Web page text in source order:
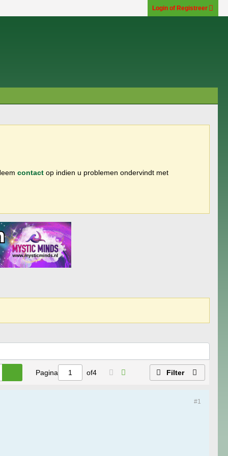
Login of Registreer
contact op indien u problemen ondervindt met
Pagina of4 Filter
#1